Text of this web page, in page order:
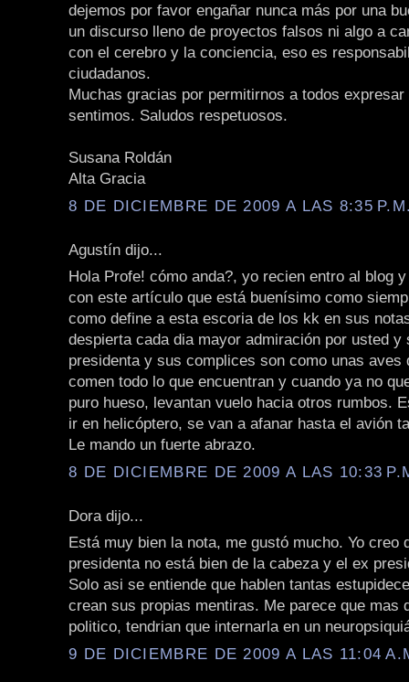
dejemos por favor engañar nunca más por una
un discurso lleno de proyectos falsos ni algo a
con el cerebro y la conciencia, eso es
ciudadanos.
Muchas gracias por permitirnos a todos expresar
sentimos. Saludos respetuosos.
Susana Roldán
Alta Gracia
8 DE DICIEMBRE DE 2009 A LAS 8:35
Agustín dijo...
Hola Profe! cómo anda?, yo recien entro al blog
con este artículo que está buenísimo como
como define a esta escoria de los kk en sus
despierta cada dia mayor admiración por usted y
presidenta y sus complices son como unas aves
comen todo lo que encuentran y cuando ya no
puro hueso, levantan vuelo hacia otros rumbos.
ir en helicóptero, se van a afanar hasta el avión
Le mando un fuerte abrazo.
8 DE DICIEMBRE DE 2009 A LAS 10:33
Dora dijo...
Está muy bien la nota, me gustó mucho. Yo creo
presidenta no está bien de la cabeza y el ex
Solo asi se entiende que hablen tantas
crean sus propias mentiras. Me parece que mas
politico, tendrian que internarla en un
9 DE DICIEMBRE DE 2009 A LAS 11:04